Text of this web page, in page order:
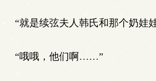
“就是续弦夫人韩氏和那个奶娃
“哦哦，他们啊……”